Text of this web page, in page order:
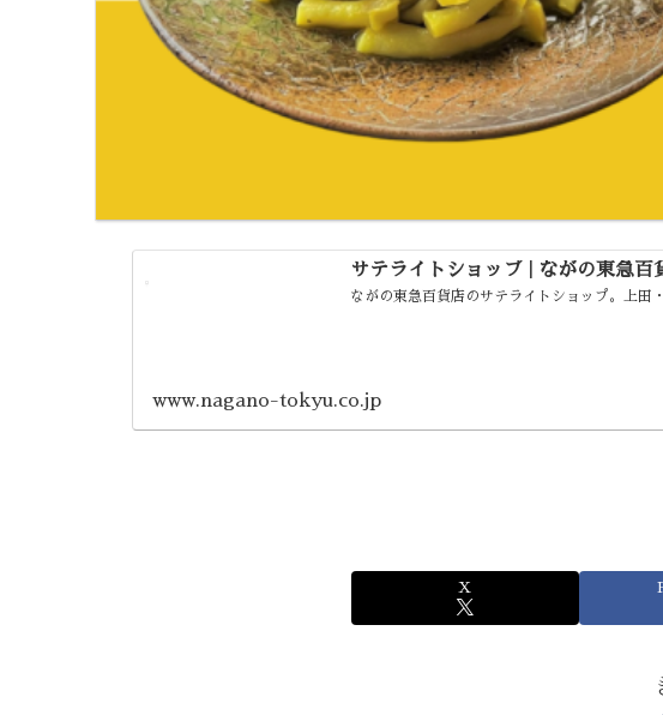
サテライトショップ | ながの東急百
ながの東急百貨店のサテライトショップ。上田
www.nagano-tokyu.co.jp
X